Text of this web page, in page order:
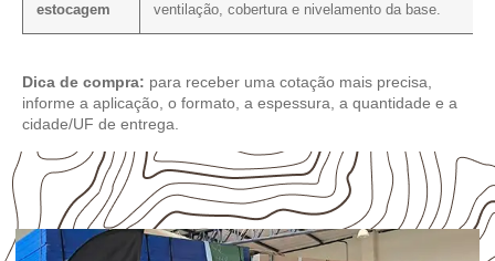
estocagem
ventilação, cobertura e nivelamento da base.
Dica de compra: para receber uma cotação mais precisa,
informe a aplicação, o formato, a espessura, a quantidade e a
cidade/UF de entrega.